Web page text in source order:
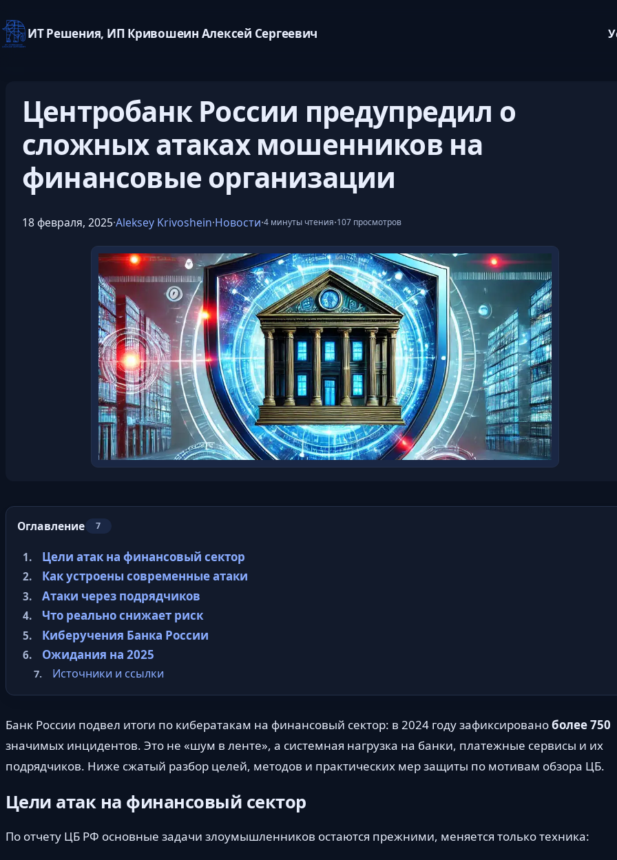
содержимому
ИТ Решения, ИП Кривошеин Алексей Сергеевич
Центробанк России предупредил о
сложных атаках мошенников на
финансовые организации
18 февраля, 2025·Aleksey Krivoshein·Новости·4 минуты чтения·107 просмотров
Оглавление 7
Цели атак на финансовый сектор
Как устроены современные атаки
Атаки через подрядчиков
Что реально снижает риск
Киберучения Банка России
Ожидания на 2025
Источники и ссылки
Банк России подвел итоги по кибератакам на финансовый сектор: в 2024 году зафиксированоболее 750
значимых инцидентов. Это не «шум в ленте», а системная нагрузка на банки, платежные сервисы и их
подрядчиков. Ниже сжатый разбор целей, методов и практических мер защиты по мотивам обзора ЦБ.
Цели атак на финансовый сектор
По отчету ЦБ РФ основные задачи злоумышленников остаются прежними, меняется только техника: